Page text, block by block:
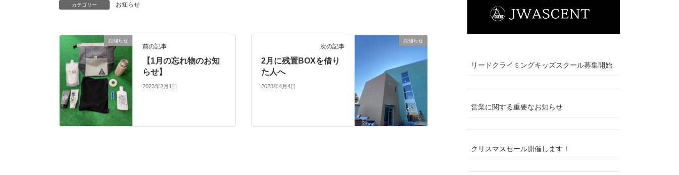
カテゴリー お知らせ
お知らせ
前の記事
【1月の忘れ物のお知
らせ】
2023年2月1日
お知らせ
次の記事
2月に残置BOXを借り
た人へ
2023年4月4日
リードクライミングキッズスクール募集開始
営業に関する重要なお知らせ
クリスマスセール開催します！